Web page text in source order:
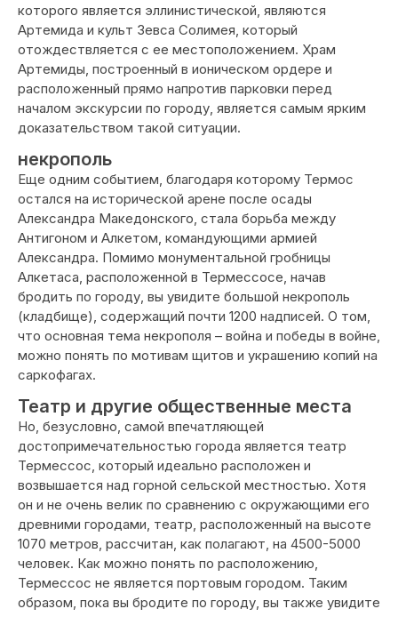
которого является эллинистической, являются
Артемида и культ Зевса Солимея, который
отождествляется с ее местоположением. Храм
Артемиды, построенный в ионическом ордере и
расположенный прямо напротив парковки перед
началом экскурсии по городу, является самым ярким
доказательством такой ситуации.
некрополь
Еще одним событием, благодаря которому Термос
остался на исторической арене после осады
Александра Македонского, стала борьба между
Антигоном и Алкетом, командующими армией
Александра. Помимо монументальной гробницы
Алкетаса, расположенной в Термессосе, начав
бродить по городу, вы увидите большой некрополь
(кладбище), содержащий почти 1200 надписей. О том,
что основная тема некрополя – война и победы в войне,
можно понять по мотивам щитов и украшению копий на
саркофагах.
Театр и другие общественные места
Но, безусловно, самой впечатляющей
достопримечательностью города является театр
Термессос, который идеально расположен и
возвышается над горной сельской местностью. Хотя
он и не очень велик по сравнению с окружающими его
древними городами, театр, расположенный на высоте
1070 метров, рассчитан, как полагают, на 4500-5000
человек. Как можно понять по расположению,
Термессос не является портовым городом. Таким
образом, пока вы бродите по городу, вы также увидите